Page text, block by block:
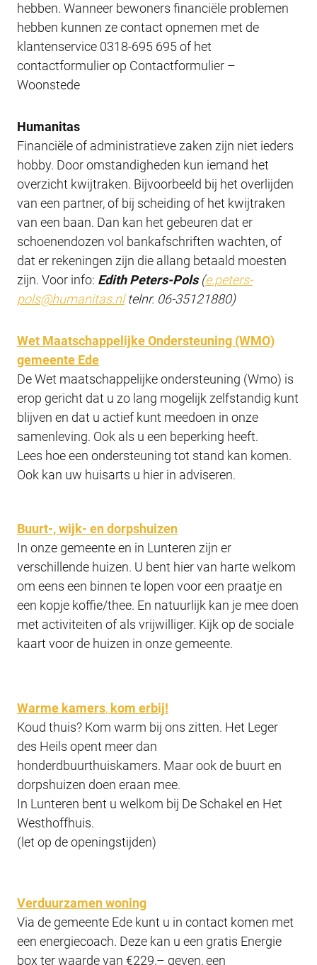
hebben. Wanneer bewoners financiële problemen
hebben kunnen ze contact opnemen met de
klantenservice 0318-695 695 of het
contactformulier op Contactformulier –
Woonstede
Humanitas
Financiële of administratieve zaken zijn niet ieders
hobby. Door omstandigheden kun iemand het
overzicht kwijtraken. Bijvoorbeeld bij het overlijden
van een partner, of bij scheiding of het kwijtraken
van een baan. Dan kan het gebeuren dat er
schoenendozen vol bankafschriften wachten, of
dat er rekeningen zijn die allang betaald moesten
zijn. Voor info: Edith Peters-Pols(e.peters-
pols@humanitas.nltelnr. 06-35121880)
Wet Maatschappelijke Ondersteuning (WMO)
gemeente Ede
De Wet maatschappelijke ondersteuning (Wmo) is
erop gericht dat u zo lang mogelijk zelfstandig kunt
blijven en dat u actief kunt meedoen in onze
samenleving. Ook als u een beperking heeft.
Lees hoe een ondersteuning tot stand kan komen.
Ook kan uw huisarts u hier in adviseren.
Buurt-, wijk- en dorpshuizen
In onze gemeente en in Lunteren zijn er
verschillende huizen. U bent hier van harte welkom
om eens een binnen te lopen voor een praatje en
een kopje koffie/thee. En natuurlijk kan je mee doen
met activiteiten of als vrijwilliger. Kijk op de sociale
kaart voor de huizen in onze gemeente.
Warme kamers, kom erbij!
Koud thuis? Kom warm bij ons zitten. Het Leger
des Heils opent meer dan
honderdbuurthuiskamers. Maar ook de buurt en
dorpshuizen doen eraan mee.
In Lunteren bent u welkom bij De Schakel en Het
Westhoffhuis.
(let op de openingstijden)
Verduurzamen woning
Via de gemeente Ede kunt u in contact komen met
een energiecoach. Deze kan u een gratis Energie
box ter waarde van €229,– geven, een